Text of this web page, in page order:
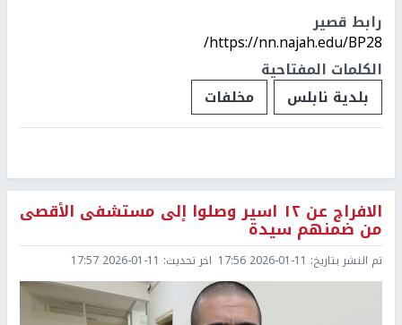
رابط قصير
https://nn.najah.edu/BP28/
الكلمات المفتاحية
بلدية نابلس
مخلفات
الافراج عن ١٢ اسير وصلوا إلى مستشفى الأقصى
من ضمنهم سيدة
تم النشر بتاريخ: 2026-01-11 17:56 اخر تحديث: 2026-01-11 17:57